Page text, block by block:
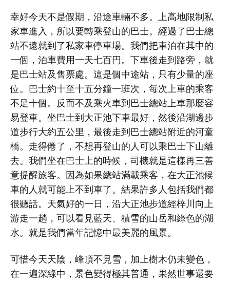
幸好今天不是假期，沿途車輛不多。上高地限制私
家車進入，所以要轉乘登山的巴士。經過了巴士總
站不遠就到了私家車停車場。我們把車泊在其中的
一個，泊車費用一天七百円。下車後走到路旁，就
是巴士站及售票處。這是個中途站，只有少量的座
位。巴士約十至十五分鐘一班次，每次上車的乘客
不足十個。反而不及乘火車到巴士總站上車那麼容
易登車。坐巴士到大正池下車最好，然後沿湖邊步
道步行大約五公里，最後走到巴士總站附近的河童
橋。走得倦了，不想再登山的人可以乘巴士下山離
去。我們坐在巴士上的時候，司機就是這樣再三善
意提醒旅客。因為如果總站滿載乘客，在大正池候
車的人就可能上不到車了。結果許多人包括我們都
很聽話。天氣好的一日，沿大正池步道經梓川向上
游走一趟，可以看見藍天、積雪的山岳和綠色的湖
水。就是我們當年記憶中最美麗的風景。
可惜今天天陰，峰頂不見雪，加上樹木仍未變色，
在一遍深綠中，景色變得極其普通，果然世事還要